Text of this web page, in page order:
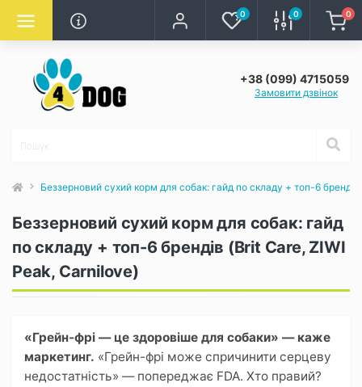
0 0 0
+38 (099) 4715059
Замовити дзвінок
Беззерновий сухий корм для собак: гайд по складу + топ-6
Беззерновий сухий корм для собак: гайд
по складу + топ-6 брендів (Brit Care, ZIWI
Peak, Carnilove)
«Грейн-фрі — це здоровіше для собаки» — каже
маркетинг. «Грейн-фрі може спричинити серцеву
недостатність» — попереджає FDA. Хто правий?